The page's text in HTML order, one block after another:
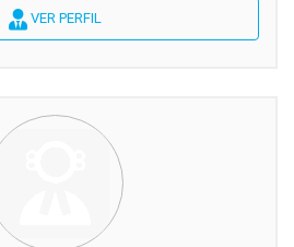
VER PERFIL